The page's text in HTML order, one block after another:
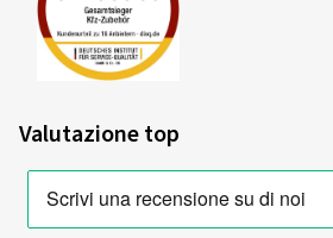
Valutazione top